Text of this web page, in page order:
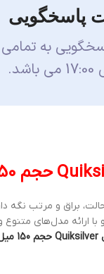
پاسخگویی
به
براق و مرتب نگه
ارائه مدل‌های